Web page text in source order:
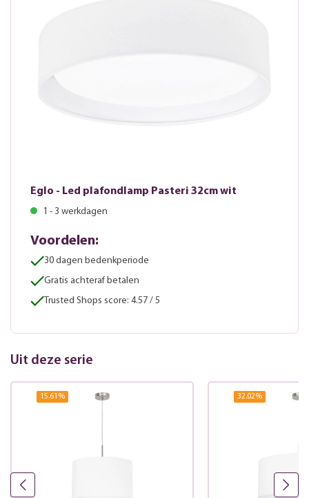
Eglo - Led plafondlamp Pasteri 32cm wit
1 - 3 werkdagen
Voordelen:
30 dagen bedenkperiode
Gratis achteraf betalen
Trusted Shops score: 4.57 / 5
Uit deze serie
15.61 % 32.02%